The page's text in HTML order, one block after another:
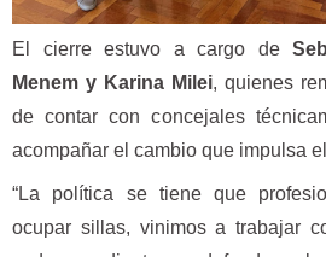
El cierre estuvo a cargo de
Menem y Karina Milei, quienes
de contar con concejales
acompañar el cambio que impulsa
“La política se tiene que
ocupar sillas, vinimos a trabajar